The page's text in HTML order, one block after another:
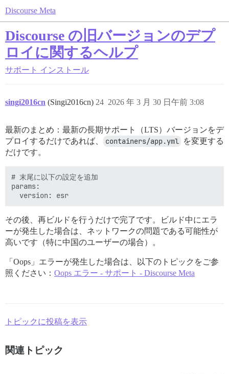
Discourse Meta
Discourse の旧バージョンのデプ
ロイに関するヘルプ
サポート インストール
singi2016cn (Singi2016cn) 2026 年 3 月 30 日午前 3:08
24
最新のまとめ：最新の長期サポート（LTS）バージョンをデ
プロイするだけであれば、
containers/app.yml を変更する
だけです。
# 末尾に以下の設定を追加
params:
その後、再ビルドを行うだけで完了です。ビルド中にエラ
ーが発生した場合は、ネットワークの問題である可能性が
高いです（特に中国のユーザーの場合）。
「Oops」エラーが発生した場合は、以下のトピックをご参
照ください： Oops エラー - サポート - Discourse Meta
トピックに投稿を表示
関連トピック